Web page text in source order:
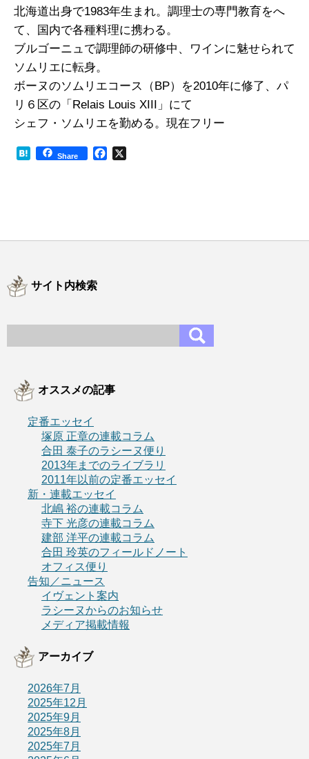
北海道出身で1983年生まれ。調理士の専門教育をへ
て、国内で各種料理に携わる。
ブルゴーニュで調理師の研修中、ワインに魅せられて
ソムリエに転身。
ボーヌのソムリエコース（BP）を2010年に修了、パ
リ６区の「Relais Louis XIII」にて
シェフ・ソムリエを勤める。現在フリー
Share
サイト内検索
オススメの記事
定番エッセイ
塚原 正章の連載コラム
合田 泰子のラシーヌ便り
2013年までのライブラリ
2011年以前の定番エッセイ
新・連載エッセイ
北嶋 裕の連載コラム
寺下 光彦の連載コラム
建部 洋平の連載コラム
合田 玲英のフィールドノート
オフィス便り
告知／ニュース
イヴェント案内
ラシーヌからのお知らせ
メディア掲載情報
アーカイブ
2026年7月
2025年12月
2025年9月
2025年8月
2025年7月